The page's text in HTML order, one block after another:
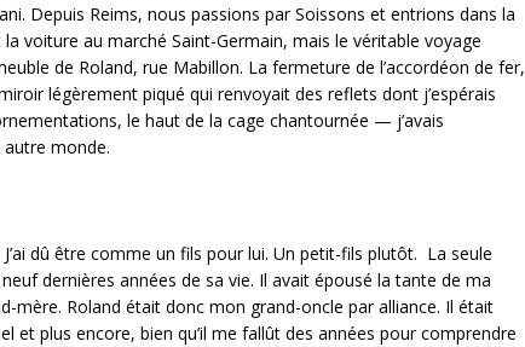
Depuis Reims, nous passions par Soissons et entrions dans la
voiture au marché Saint-Germain, mais le véritable voyage
de Roland, rue Mabillon. La fermeture de l’accordéon de fer,
légèrement piqué qui renvoyait des reflets dont j’espérais
le haut de la cage chantournée — j’avais
autre monde.
J’ai dû être comme un fils pour lui. Un petit-fils plutôt. La seule
dernières années de sa vie. Il avait épousé la tante de ma
mère. Roland était donc mon grand-oncle par alliance. Il était
et plus encore, bien qu’il me fallût des années pour comprendre